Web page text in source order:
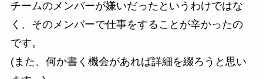
チームのメンバーが嫌いだったというわけではな
く、そのメンバーで仕事をすることが辛かったの
です。
(また、何か書く機会があれば詳細を綴ろうと思い